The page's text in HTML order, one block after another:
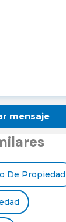
De Propiedad